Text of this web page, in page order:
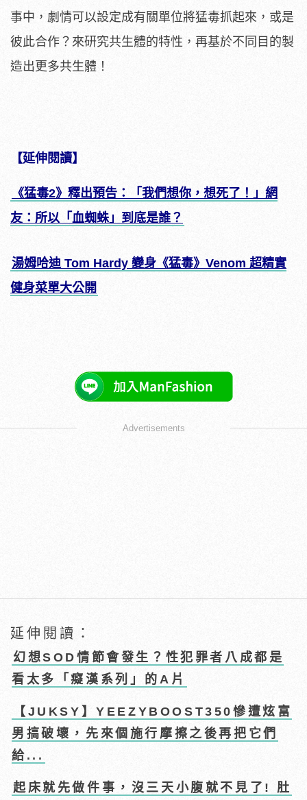
事中，劇情可以設定成有關單位將猛毒抓起來，或是
彼此合作？來研究共生體的特性，再基於不同目的製
造出更多共生體！
【延伸閱讀】
《猛毒2》釋出預告：「我們想你，想死了！」網
友：所以「血蜘蛛」到底是誰？
湯姆哈迪 Tom Hardy 變身《猛毒》Venom 超精實
健身菜單大公開
Advertisements
延伸閱讀：
幻想SOD情節會發生？性犯罪者八成都是
看太多「癡漢系列」的A片
【JUKSY】YEEZYBOOST350慘遭炫富
男搞破壞，先來個施行摩擦之後再把它們
給...
起床就先做件事，沒三天小腹就不見了! 肚